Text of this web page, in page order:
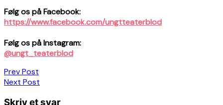
Følg os på Facebook:
https://www.facebook.com/ungtteaterblod
Følg os på Instagram:
@ungt_teaterblod
Indlægsnavigation
Prev Post
Next Post
Skriv et svar